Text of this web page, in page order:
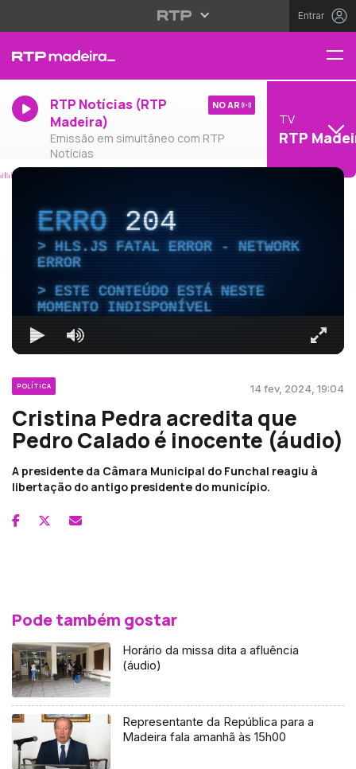
Entrar
RTP Notícias (RTP
Madeira)
Emissão em simultâneo com RTP
Notícias
NO AR
TV
RTP
ERRO204
HLS.JS FATAL ERROR - NETWORK
ERROR
ESTE CONTEÚDO ESTÁ NESTE
MOMENTO INDISPONÍVEL
POLÍTICA 14 fev, 2024, 19:04
Cristina Pedra acredita que
Pedro Calado é inocente (áudio)
A presidente da Câmara Municipal do Funchal reagiu à
libertação do antigo presidente do município.
Pode também gostar
Horário da missa dita a afluência
(áudio)
Representante da República para a
Madeira fala amanhã às 15h00